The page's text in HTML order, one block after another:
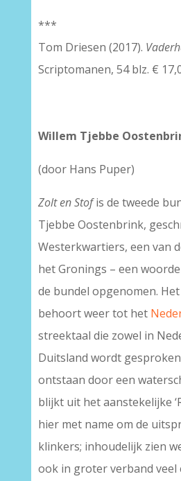
***
Tom Driesen (2017).
Scriptomanen, 54 blz. €
Willem Tjebbe
(door Hans Puper)
Zolt en Stofis de tweede
Tjebbe Oostenbrink,
Westerkwartiers, een van
het Gronings – een
de bundel opgenomen.
behoort weer tot het
streektaal die zowel in
Duitsland wordt
ontstaan door een
blijkt uit het aanstekelijke
hier met name om de
klinkers; inhoudelijk zien
ook in groter verband veel